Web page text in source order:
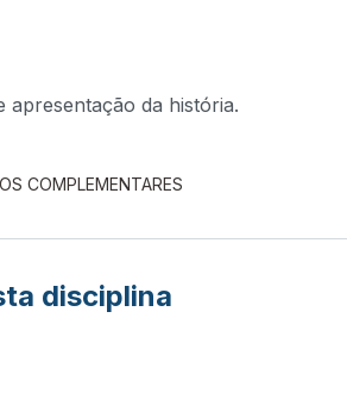
apresentação da história.
COMPLEMENTARES
disciplina